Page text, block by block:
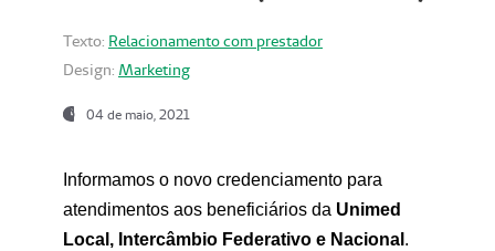
Texto: Relacionamento com prestador
Design: Marketing
04 de maio, 2021
Informamos o novo credenciamento para
atendimentos aos beneficiários da Unimed
Local, Intercâmbio Federativo e Nacional .